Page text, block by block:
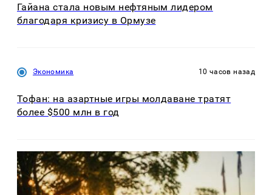
Гайана стала новым нефтяным лидером
благодаря кризису в Ормузе
Экономика 10 часов назад
Тофан: на азартные игры молдаване тратят
более $500 млн в год